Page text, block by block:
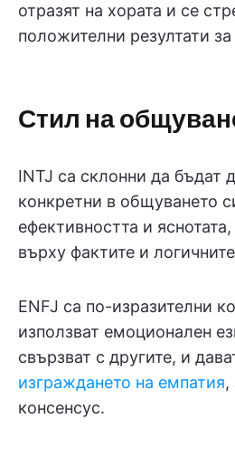
отразят на хората и се
положителни резултати за
Стил на
INTJ са склонни да бъдат
конкретни в общуването
ефективността и
върху фактите и
ENFJ са по-изразителни
използват емоционален
свързват с другите, и
изграждането на емпатия,
консенсус.